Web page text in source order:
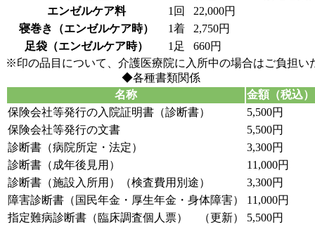
エンゼルケア料
1回
22,000円
寝巻き（エンゼルケア時）
1着
2,750円
足袋（エンゼルケア時）
1足
660円
※印の品目について、介護医療院に入所中の場合はご負担い
◆各種書類関係
名称
金額（税込）
保険会社等発行の入院証明書（診断書）
5,500円
保険会社等発行の文書
5,500円
診断書（病院所定・法定）
3,300円
診断書（成年後見用）
11,000円
診断書（施設入所用）（検査費用別途）
3,300円
障害診断書（国民年金・厚生年金・身体障害）
11,000円
指定難病診断書（臨床調査個人票） （更新）
5,500円